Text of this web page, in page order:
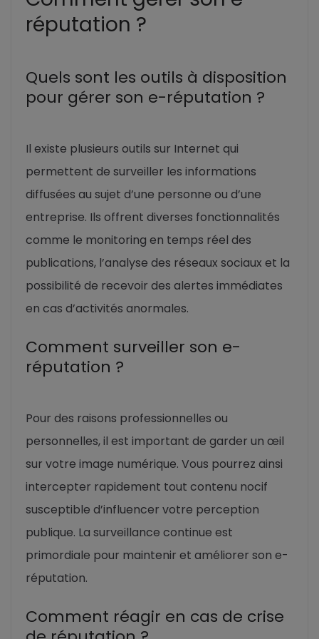
réputation ?
Quels sont les outils à disposition
pour gérer son e-réputation ?
Il existe plusieurs outils sur Internet qui
permettent de surveiller les informations
diffusées au sujet d’une personne ou d’une
entreprise. Ils offrent diverses fonctionnalités
comme le monitoring en temps réel des
publications, l’analyse des réseaux sociaux et la
possibilité de recevoir des alertes immédiates
en cas d’activités anormales.
Comment surveiller son e-
réputation ?
Pour des raisons professionnelles ou
personnelles, il est important de garder un œil
sur votre image numérique. Vous pourrez ainsi
intercepter rapidement tout contenu nocif
susceptible d’influencer votre perception
publique. La surveillance continue est
primordiale pour maintenir et améliorer son e-
réputation.
Comment réagir en cas de crise